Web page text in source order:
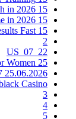
15 Best Wellness Apps to Transform Your Health in 2026
15 best workout apps for exercising at home in 2026
15 Free Workout Apps if You Want to See Results Fast
2
22_07_US
25 Free Workout Apps for Women
25.06.2026 RU0297
Casino
3
4
5